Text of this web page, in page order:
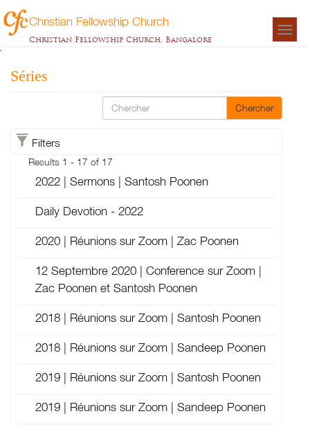
Christian Fellowship Church
Christian Fellowship Church, Bangalore
`
Séries
Chercher
Filters
Results 1 - 17 of 17
2022 | Sermons | Santosh Poonen
Daily Devotion - 2022
2020 | Réunions sur Zoom | Zac Poonen
12 Septembre 2020 | Conference sur Zoom |
Zac Poonen et Santosh Poonen
2018 | Réunions sur Zoom | Santosh Poonen
2018 | Réunions sur Zoom | Sandeep Poonen
2019 | Réunions sur Zoom | Santosh Poonen
2019 | Réunions sur Zoom | Sandeep Poonen